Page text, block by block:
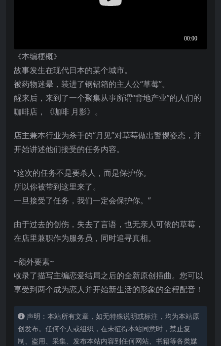
《本编梗概》
故事发生在现代日本的某个城市。
被药物迷晕，装进了钢铝箱的主人公“草莓”。
醒来后，来到了一个聚集从事所谓“背地产业”的人们的
咖啡店，《咖啡 月影》。
店主兼本行业为杀手的“月见”对草莓做出警惕姿态，并
开始讲述他们接受的任务内容。
“这次的任务不是要杀人，而是保护你。
所以你被带到这里来了。
一旦接受了任务，我们一定会保护你。”
由于过去的创伤，失去了言语，也无亲人可依的草莓，
在店里兼职作为服务员，同时追寻真相。
~额外要素~
收录了描写主编恋爱结局之后的全新原创插曲。您可以
享受到两个成为恋人并开始新生活的形象的全程配音！
声明：本站所有文章，如无特殊说明或标注，均为本站原
创发布。任何个人或组织，在未征得本站同意时，禁止复
制、盗用、采集、发布本站内容到任何网站、书籍等各类媒